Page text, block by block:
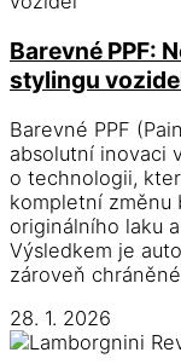
Barevné PPF:
stylingu
Barevné PPF
absolutní inovaci
o technologii,
kompletní změnu
originálního laku
Výsledkem je
zároveň
28. 1. 2026